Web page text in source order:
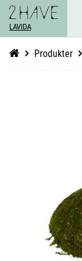
LAVIDA
Produkter